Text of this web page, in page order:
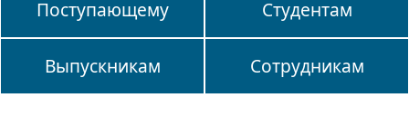
Поступающему Студентам
Выпускникам Сотрудникам